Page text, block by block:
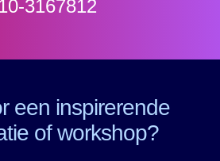
3167812
een inspirerende
of workshop?